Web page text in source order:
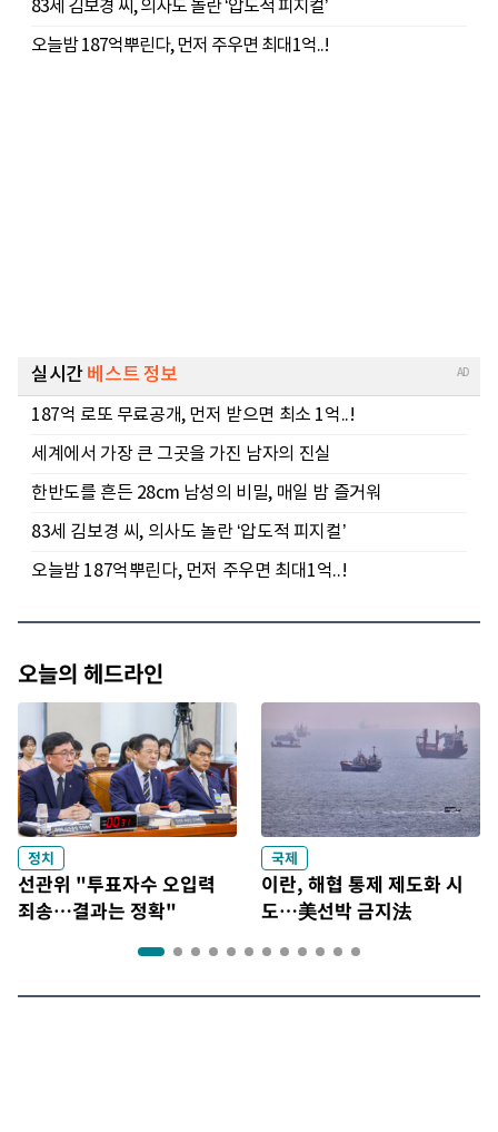
오늘의 헤드라인
정치
선관위 "투표자수 오입력
죄송…결과는 정확"
국제
이란, 해협 통제 제도화 시
도…美선박 금지法